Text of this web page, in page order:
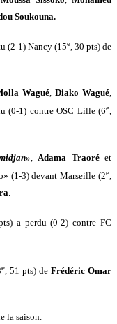
Soukouna.
(2-1) Nancy (15e, 30 pts) de
Wagué, Diako Wagué,
(0-1) contre OSC Lille (6e,
Adama Traoréet
(1-3) devant Marseille (2e,
.
a perdu (0-2) contre FC
e , 51 pts) de Frédéric Omar
la saison.